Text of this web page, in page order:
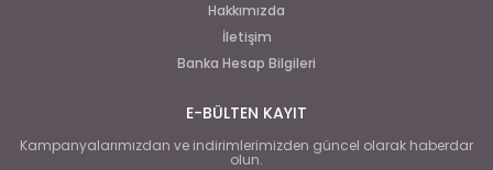
Hakkımızda
İletişim
Banka Hesap Bilgileri
E-BÜLTEN KAYIT
Kampanyalarımızdan ve indirimlerimizden güncel olarak haberdar
olun.